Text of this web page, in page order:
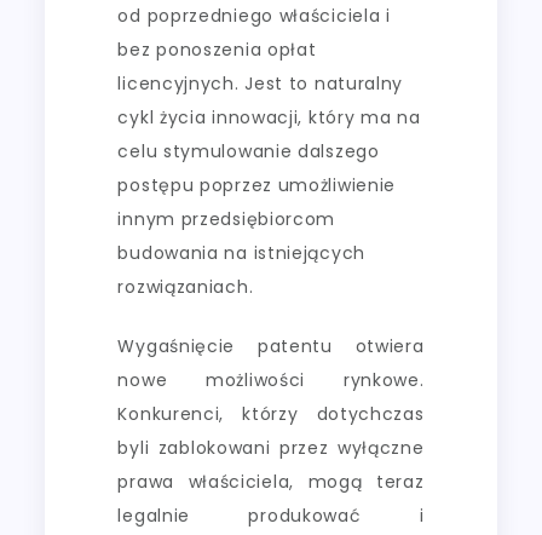
od poprzedniego właściciela i
bez ponoszenia opłat
licencyjnych. Jest to naturalny
cykl życia innowacji, który ma na
celu stymulowanie dalszego
postępu poprzez umożliwienie
innym przedsiębiorcom
budowania na istniejących
rozwiązaniach.
Wygaśnięcie patentu otwiera
nowe możliwości rynkowe.
Konkurenci, którzy dotychczas
byli zablokowani przez wyłączne
prawa właściciela, mogą teraz
legalnie produkować i